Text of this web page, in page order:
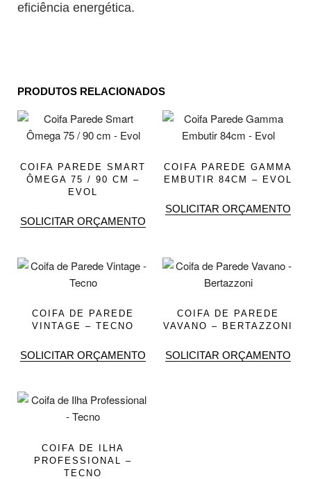
eficiência energética.
PRODUTOS RELACIONADOS
COIFA PAREDE SMART
ÔMEGA 75 / 90 CM –
EVOL
SOLICITAR ORÇAMENTO
COIFA PAREDE GAMMA
EMBUTIR 84CM – EVOL
SOLICITAR ORÇAMENTO
COIFA DE PAREDE
VINTAGE – TECNO
SOLICITAR ORÇAMENTO
COIFA DE PAREDE
VAVANO – BERTAZZONI
SOLICITAR ORÇAMENTO
COIFA DE ILHA
PROFESSIONAL –
TECNO